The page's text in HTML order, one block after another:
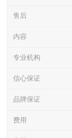
售后
内容
专业机构
信心保证
品牌保证
费用